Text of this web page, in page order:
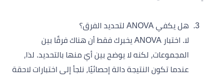
هل يكفي ANOVA لتحديد الفرق؟
لا. اختبار ANOVA يخبرك فقط أن هناك فرقًا بين
المجموعات، لكنه لا يوضح بين أيّ منها بالتحديد. لذا،
عندما تكون النتيجة دالة إحصائيًا، نلجأ إلى اختبارات لاحقة